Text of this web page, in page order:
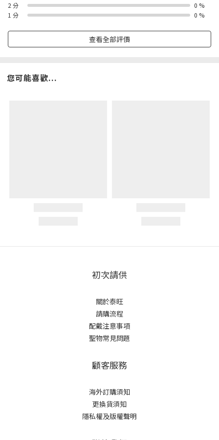
2 分
0 %
1 分
0 %
查看全部評價
您可能喜歡...
初次請供
關於泰旺
請購流程
配戴注意事項
聖物常見問題
顧客服務
海外訂購須知
更換貨須知
隱私權及版權聲明